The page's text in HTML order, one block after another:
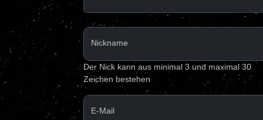
Nickname
Der Nick kann aus minimal 3 und maximal 30
Zeichen bestehen
E-Mail